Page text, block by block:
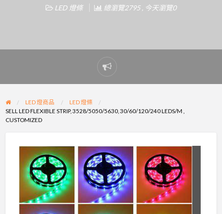
LED 燈條 總瀏覽2795 , 今天瀏覽0
Report
problem
LED 燈商品
LED 燈條
SELL LED FLEXIBLE STRIP, 3528/5050/5630, 30/60/120/240 LEDS/M ,
CUSTOMIZED